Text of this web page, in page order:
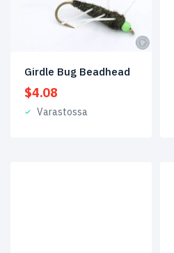
Girdle Bug Beadhead
$4.08
Varastossa